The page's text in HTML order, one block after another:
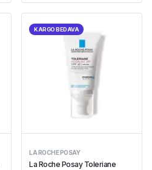
KARGO BEDAVA
LA ROCHE POSAY
La Roche Posay Toleriane